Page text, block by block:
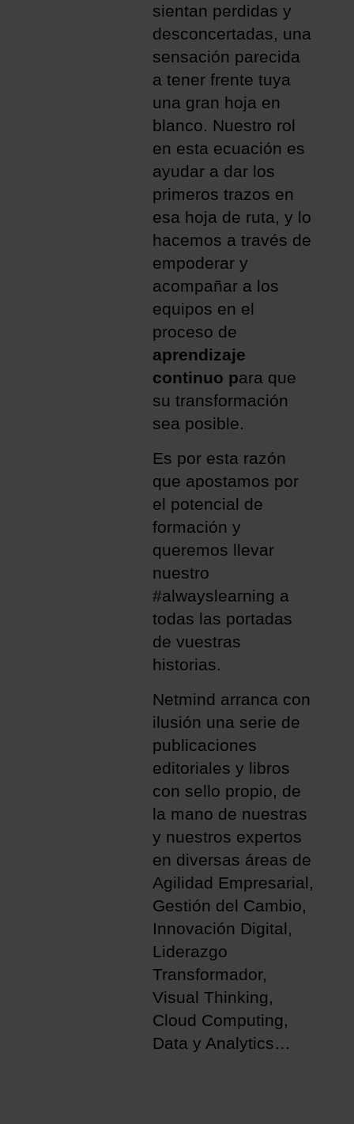
sientan perdidas y
desconcertadas, una
sensación parecida
a tener frente tuya
una gran hoja en
blanco. Nuestro rol
en esta ecuación es
ayudar a dar los
primeros trazos en
esa hoja de ruta, y lo
hacemos a través de
empoderar y
acompañar a los
equipos en el
proceso de
aprendizaje
continuo para que
su transformación
sea posible.
Es por esta razón
que apostamos por
el potencial de
formación y
queremos llevar
nuestro
#alwayslearning a
todas las portadas
de vuestras
historias.
Netmind arranca con
ilusión una serie de
publicaciones
editoriales y libros
con sello propio, de
la mano de nuestras
y nuestros expertos
en diversas áreas de
Agilidad Empresarial,
Gestión del Cambio,
Innovación Digital,
Liderazgo
Transformador,
Visual Thinking,
Cloud Computing,
Data y Analytics…